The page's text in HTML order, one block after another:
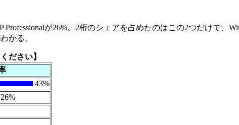
が26%。2桁のシェアを占めたのはこの2つだけで、
かる。
ださい】
43%
26%